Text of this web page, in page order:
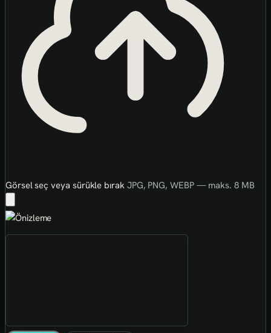
Görsel seç veya sürükle bırak JPG, PNG, WEBP — maks. 8 MB